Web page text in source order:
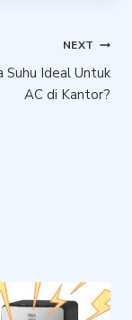
NEXT
Suhu Ideal Untuk
AC di Kantor?